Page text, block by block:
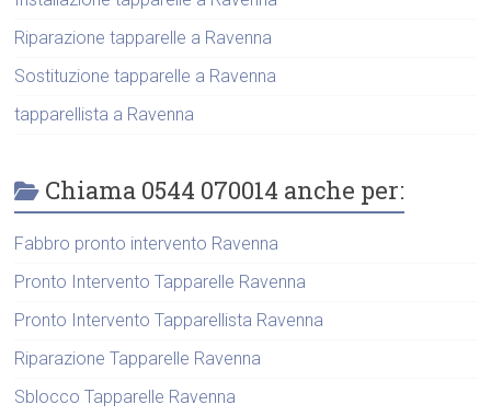
Riparazione tapparelle a Ravenna
Sostituzione tapparelle a Ravenna
tapparellista a Ravenna
Chiama 0544 070014 anche per:
Fabbro pronto intervento Ravenna
Pronto Intervento Tapparelle Ravenna
Pronto Intervento Tapparellista Ravenna
Riparazione Tapparelle Ravenna
Sblocco Tapparelle Ravenna